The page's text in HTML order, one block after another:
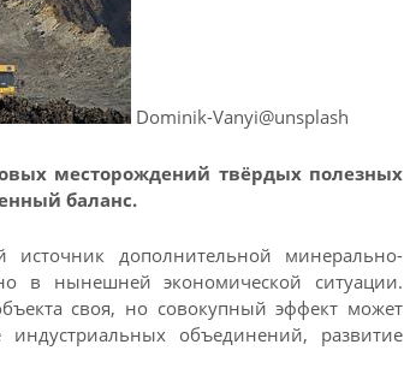
Dominik-Vanyi@unsplash
месторождений твёрдых полезных
баланс.
дополнительной минерально-
в нынешней экономической ситуации.
своя, но совокупный эффект может
объединений, развитие